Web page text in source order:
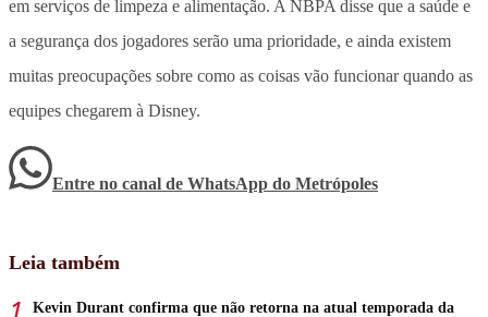
em serviços de limpeza e alimentação. A NBPA disse que a saúde e
a segurança dos jogadores serão uma prioridade, e ainda existem
muitas preocupações sobre como as coisas vão funcionar quando as
equipes chegarem à Disney.
Entre no canal de WhatsApp do Metrópoles
Leia também
Kevin Durant confirma que não retorna na atual temporada da